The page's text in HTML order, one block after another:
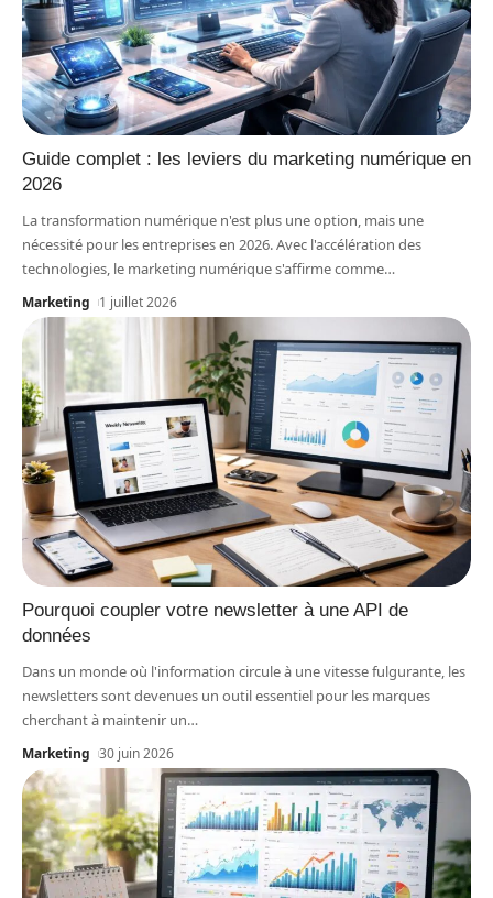
Guide complet : les leviers du marketing numérique en
2026
La transformation numérique n'est plus une option, mais une
nécessité pour les entreprises en 2026. Avec l'accélération des
technologies, le marketing numérique s'affirme comme…
Marketing 1 juillet 2026
Pourquoi coupler votre newsletter à une API de
données
Dans un monde où l'information circule à une vitesse fulgurante, les
newsletters sont devenues un outil essentiel pour les marques
cherchant à maintenir un…
Marketing 30 juin 2026